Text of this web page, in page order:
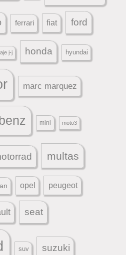
ferrari fiat ford
j-j honda hyundai
marc marquez
mini moto3
multas
opel peugeot
seat
suv suzuki